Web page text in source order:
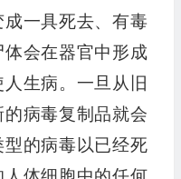
一具死去、有毒
会在器官中形成
生病。一旦从旧
病毒复制品就会
的病毒以已经死